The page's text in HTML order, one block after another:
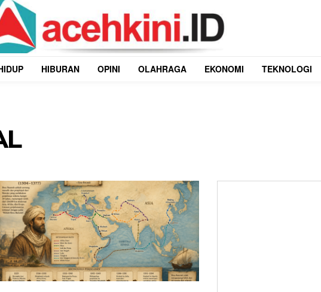
HIBURAN OPINI OLAHRAGA EKONOMI TEKNOLOGI